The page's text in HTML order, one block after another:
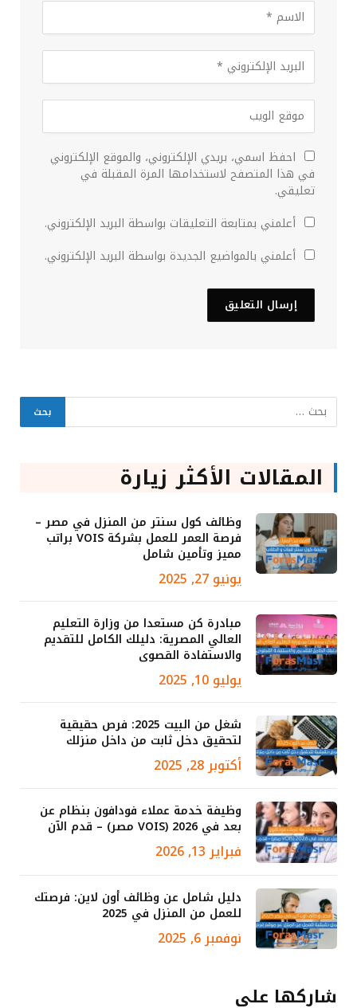
احفظ اسمي، بريدي الإلكتروني، والموقع الإلكتروني
في هذا المتصفح لاستخدامها المرة المقبلة في
تعليقي.
أعلمني بمتابعة التعليقات بواسطة البريد الإلكتروني.
أعلمني بالمواضيع الجديدة بواسطة البريد الإلكتروني.
المقالات الأكثر زيارة
وظائف كول سنتر من المنزل في مصر –
فرصة العمر للعمل بشركة VOIS براتب
مميز وتأمين شامل
يونيو 27, 2025
مبادرة كن مستعدا من وزارة التعليم
العالي المصرية: دليلك الكامل للتقديم
والاستفادة القصوى
يوليو 10, 2025
شغل من البيت 2025: فرص حقيقية
لتحقيق دخل ثابت من داخل منزلك
أكتوبر 28, 2025
وظيفة خدمة عملاء فودافون بنظام عن
بعد في 2026 (VOIS مصر) – قدم الآن
فبراير 13, 2026
دليل شامل عن وظائف أون لاين: فرصتك
للعمل من المنزل في 2025
نوفمبر 6, 2025
شاركها علي